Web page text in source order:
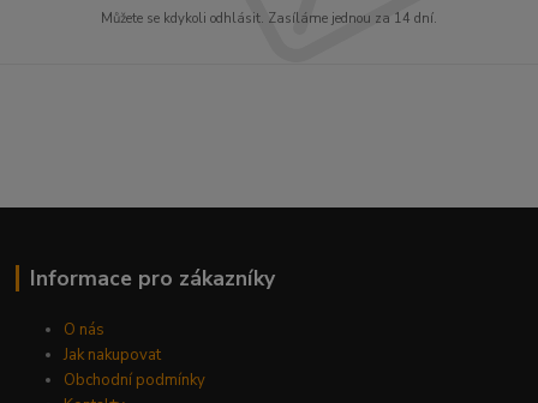
Můžete se kdykoli odhlásit. Zasíláme jednou za 14 dní.
Informace pro zákazníky
O nás
Jak nakupovat
Obchodní podmínky